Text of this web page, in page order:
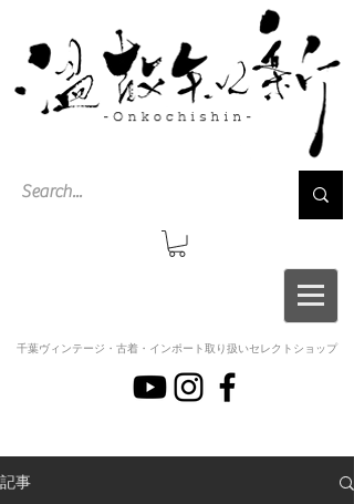
千葉ヴィンテージ・古着・インポート取り扱いセレクトショップ
記事